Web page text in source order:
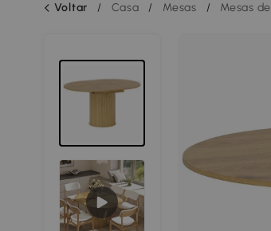
Voltar / Casa / Mesas / Mesas